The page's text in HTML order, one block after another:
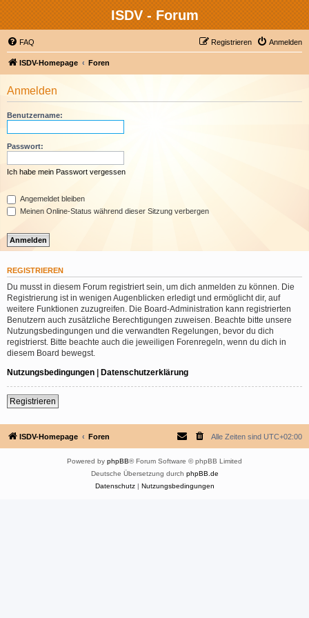
ISDV - Forum
FAQ Anmelden
Registrieren
ISDV-Homepage Foren
Anmelden
Benutzername:
Passwort:
Ich habe mein Passwort vergessen
Angemeldet bleiben
Meinen Online-Status während dieser Sitzung verbergen
REGISTRIEREN
Du musst in diesem Forum registriert sein, um dich anmelden zu können. Die
Registrierung ist in wenigen Augenblicken erledigt und ermöglicht dir, auf
weitere Funktionen zuzugreifen. Die Board-Administration kann registrierten
Benutzern auch zusätzliche Berechtigungen zuweisen. Beachte bitte unsere
Nutzungsbedingungen und die verwandten Regelungen, bevor du dich
registrierst. Bitte beachte auch die jeweiligen Forenregeln, wenn du dich in
diesem Board bewegst.
Nutzungsbedingungen | Datenschutzerklärung
Registrieren
ISDV-Homepage Foren Alle Zeiten sind UTC+02:00
Powered by phpBB® Forum Software © phpBB Limited
Deutsche Übersetzung durch phpBB.de
Datenschutz| Nutzungsbedingungen